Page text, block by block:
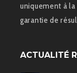
uniquement à la
garantie de
ACTUALITÉ